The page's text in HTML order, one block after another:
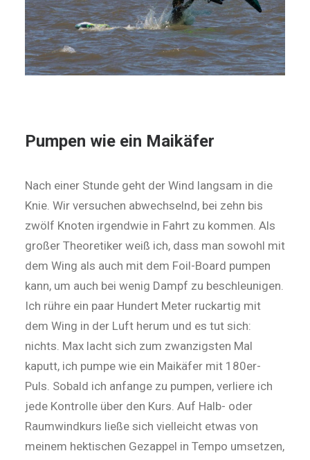
Pumpen wie ein Maikäfer
Nach einer Stunde geht der Wind langsam in die
Knie. Wir versuchen abwechselnd, bei zehn bis
zwölf Kno­ten irgendwie in Fahrt zu kommen. Als
großer Theoretiker weiß ich, dass man sowohl mit
dem Wing als auch mit dem Foil-Board pumpen
kann, um auch bei wenig Dampf zu beschleunigen.
Ich rühre ein paar Hundert Meter ruckartig mit
dem Wing in der Luft herum und es tut sich:
nichts. Max lacht sich zum zwanzigsten Mal
kaputt, ich pumpe wie ein Maikäfer mit 180er-
Puls. Sobald ich anfange zu pumpen, verliere ich
jede Kontrolle über den Kurs. Auf Halb- oder
Raumwindkurs ließe sich vielleicht etwas von
meinem hek­tischen Gezappel in Tempo umsetzen,